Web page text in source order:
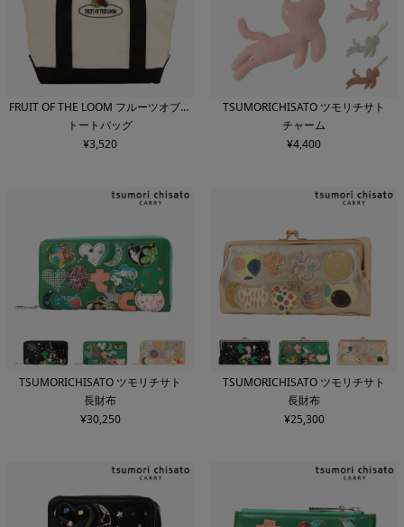
FRUIT OF THE LOOM フルーツオブザ
ルーム
トートバッグ
¥3,520
TSUMORICHISATO ツモリチサト
チャーム
¥4,400
TSUMORICHISATO ツモリチサト
長財布
¥30,250
TSUMORICHISATO ツモリチサト
長財布
¥25,300